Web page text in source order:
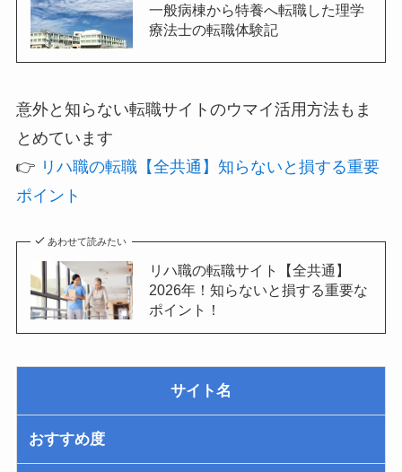
一般病棟から特養へ転職した理学
療法士の転職体験記
意外と知らない転職サイトのウマイ活用方法もま
とめています
👉 リハ職の転職【全共通】知らないと損する重要
ポイント
あわせて読みたい
リハ職の転職サイト【全共通】
2026年！知らないと損する重要な
ポイント！
サイト名
おすすめ度